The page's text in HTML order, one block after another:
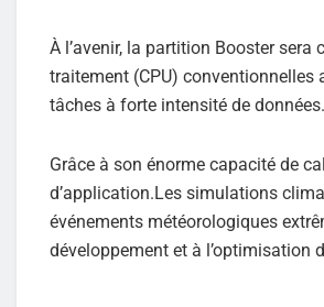
À l’avenir, la partition Booster
traitement (CPU) conventionnelles
tâches à forte intensité de données.
Grâce à son énorme capacité de
d’application.Les simulations
événements météorologiques
développement et à l’optimisation